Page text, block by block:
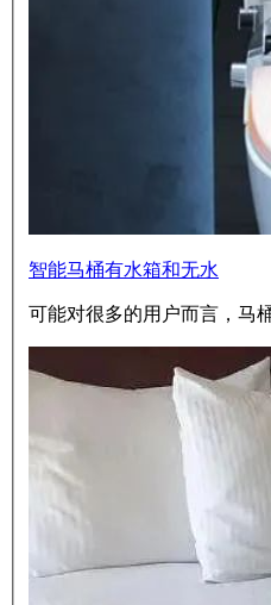
智能马桶有水箱和无水
可能对很多的用户而言，马